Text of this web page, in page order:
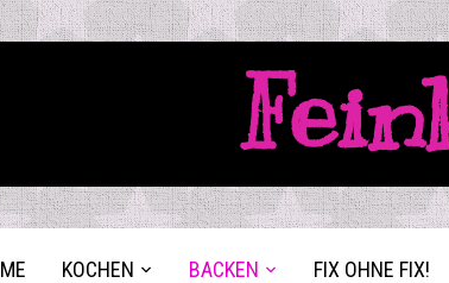
KOCHEN BACKEN FIX OHNE FIX!